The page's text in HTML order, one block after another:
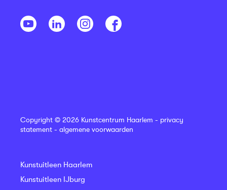
Copyright © 2026 Kunstcentrum Haarlem - privacy
statement - algemene voorwaarden
Kunstuitleen Haarlem
Kunstuitleen IJburg